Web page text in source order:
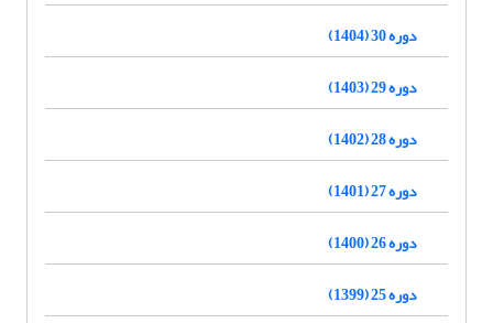
دوره 30 (1404)
دوره 29 (1403)
دوره 28 (1402)
دوره 27 (1401)
دوره 26 (1400)
دوره 25 (1399)